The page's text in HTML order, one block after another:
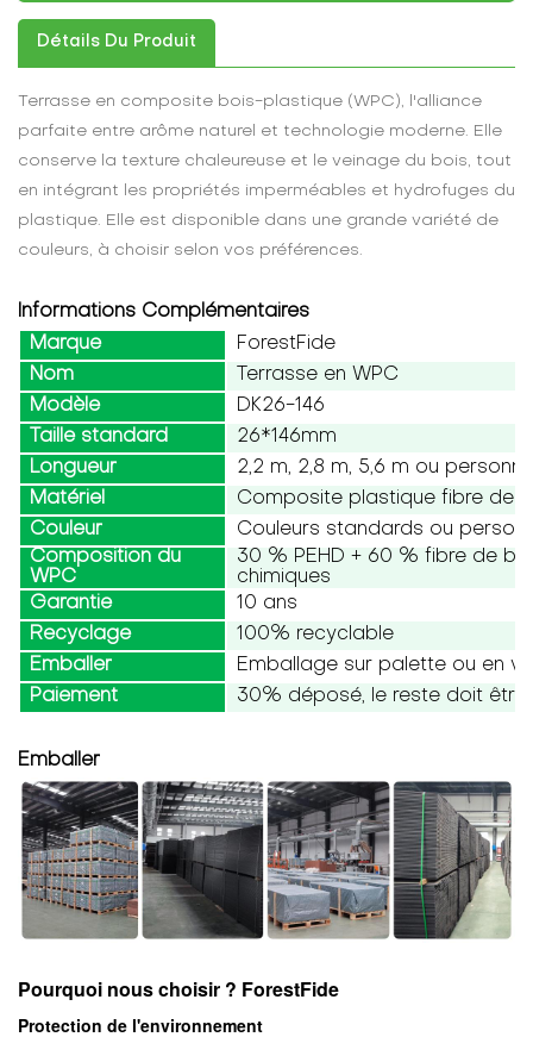
Détails Du Produit
Terrasse en composite bois-plastique (WPC), l'alliance
parfaite entre arôme naturel et technologie moderne. Elle
conserve la texture chaleureuse et le veinage du bois, tout
en intégrant les propriétés imperméables et hydrofuges du
plastique. Elle est disponible dans une grande variété de
couleurs, à choisir selon vos préférences.
Informations Complémentaires
Marque
ForestFide
Nom
Terrasse en WPC
Modèle
DK26-146
Taille standard
26*146mm
Longueur
2,2 m, 2,8 m, 5,6 m ou
Matériel
Composite plastique fibre de
Couleur
Couleurs standards ou
Composition du
WPC
30 % PEHD + 60 % fibre de
chimiques
Garantie
10 ans
Recyclage
100% recyclable
Emballer
Emballage sur palette ou en
Paiement
30% déposé, le reste doit
Emballer
Pourquoi nous choisir ? ForestFide
Protection de l'environnement